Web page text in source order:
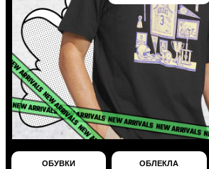
ОБУВКИ ОБЛЕКЛА